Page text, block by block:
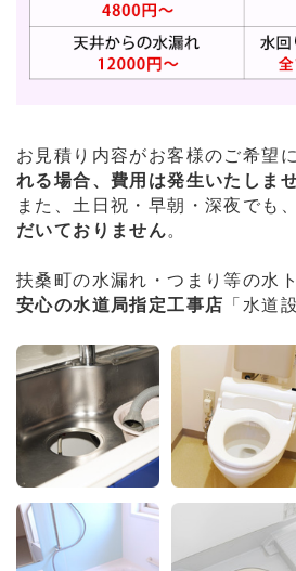
お見積り内容がお客様のご希望
れる場合、費用は発生いたしま
また、土日祝・早朝・深夜でも、
だいておりません。
扶桑町の水漏れ・つまり等の水
安心の水道局指定工事店 「水道